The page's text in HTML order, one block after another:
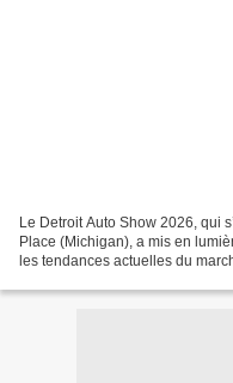
Le Detroit Auto Show 2026, qui
Place (Michigan), a mis en
les tendances actuelles du